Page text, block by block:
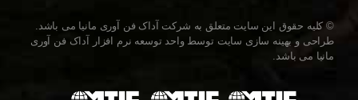
© کلیه حقوق این سایت متعلق به شرکت آداک فن آوری مانیا می باشد.
طراحی و بهینه سازی سایت توسط واحد توسعه نرم افزار آداک فن آوری
مانیا می باشد.